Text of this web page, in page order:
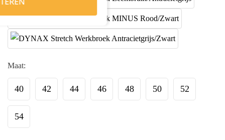
Maat:
40 42 44 46 48 50 52
54